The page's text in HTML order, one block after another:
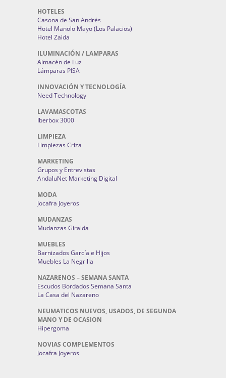
HOTELES
Casona de San Andrés
Hotel Manolo Mayo (Los Palacios)
Hotel Zaida
ILUMINACIÓN / LAMPARAS
Almacén de Luz
Lámparas PISA
INNOVACIÓN Y TECNOLOGÍA
Need Technology
LAVAMASCOTAS
Iberbox 3000
LIMPIEZA
Limpiezas Criza
MARKETING
Grupos y Entrevistas
AndaluNet Marketing Digital
MODA
Jocafra Joyeros
MUDANZAS
Mudanzas Giralda
MUEBLES
Barnizados García e Hijos
Muebles La Negrilla
NAZARENOS – SEMANA SANTA
Escudos Bordados Semana Santa
La Casa del Nazareno
NEUMATICOS NUEVOS, USADOS, DE SEGUNDA
MANO Y DE OCASION
Hipergoma
NOVIAS COMPLEMENTOS
Jocafra Joyeros